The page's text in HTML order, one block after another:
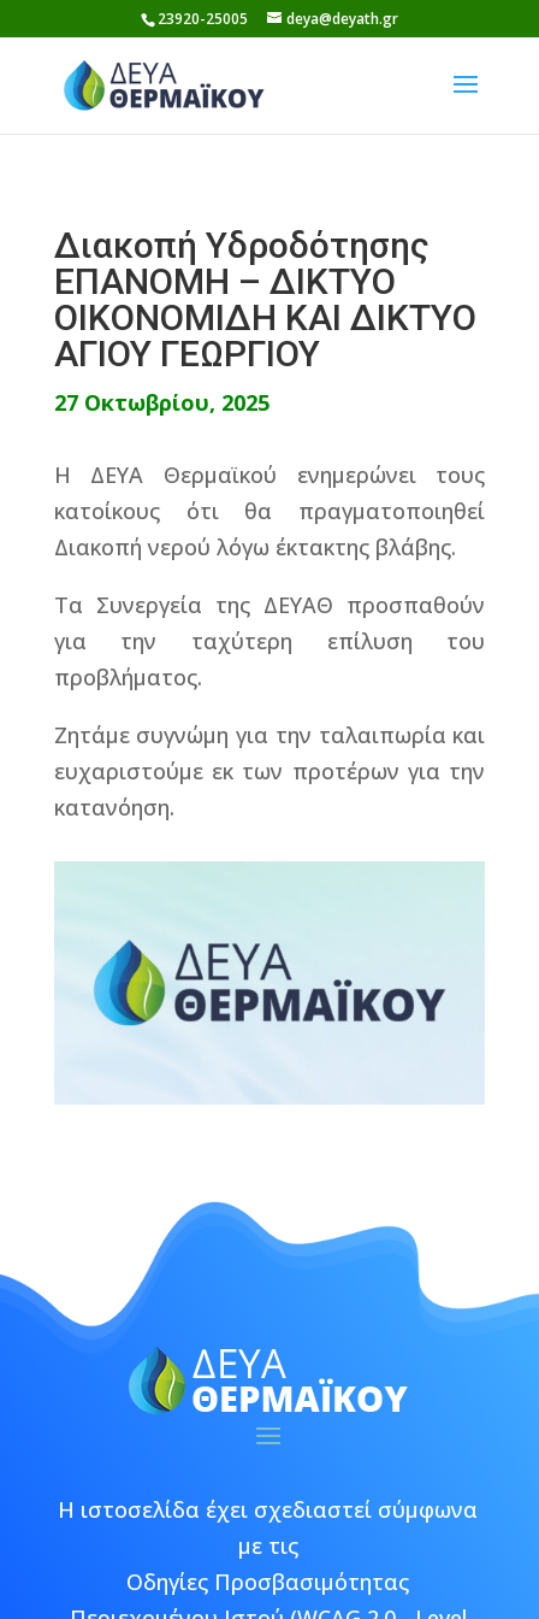
to
content
23920-25005 deya@deyath.gr
Διακοπή Υδροδότησης
ΕΠΑΝΟΜΗ – ΔΙΚΤΥΟ
ΟΙΚΟΝΟΜΙΔΗ ΚΑΙ ΔΙΚΤΥΟ
ΑΓΙΟΥ ΓΕΩΡΓΙΟΥ
27 Οκτωβρίου, 2025
Η ΔΕΥΑ Θερμαϊκού ενημερώνει τους
κατοίκους ότι θα πραγματοποιηθεί
Διακοπή νερού λόγω έκτακτης βλάβης.
Τα Συνεργεία της ΔΕΥΑΘ προσπαθούν
για την ταχύτερη επίλυση του
προβλήματος.
Ζητάμε συγνώμη για την ταλαιπωρία και
ευχαριστούμε εκ των προτέρων για την
κατανόηση.
Η ιστοσελίδα έχει σχεδιαστεί σύμφωνα
με τις
Οδηγίες Προσβασιμότητας